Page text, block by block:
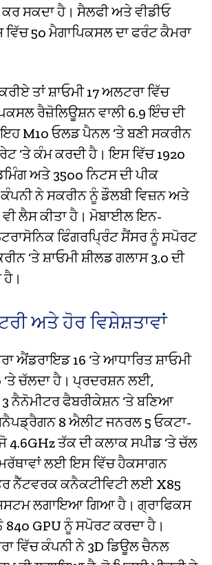
ਕਰ ਸਕਦਾ ਹੈ। ਸੈਲਫੀ ਅਤੇ ਵੀਡੀਓ
50 ਮੈਗਾਪਿਕਸਲ ਦਾ ਫਰੰਟ ਕੈਮਰਾ
ਤਾਂ ਸ਼ਾਓਮੀ 17 ਅਲਟਰਾ ਵਿੱਚ
ਰੈਜ਼ੋਲਿਊਸ਼ਨ ਵਾਲੀ 6.9 ਇੰਚ ਦੀ
M10 ਓਲਡ ਪੈਨਲ ‘ਤੇ ਬਣੀ ਸਕਰੀਨ
‘ਤੇ ਕੰਮ ਕਰਦੀ ਹੈ। ਇਸ ਵਿੱਚ 1920
ਅਤੇ 3500 ਨਿਟਸ ਦੀ ਪੀਕ
ਨੇ ਸਕਰੀਨ ਨੂੰ ਡੌਲਬੀ ਵਿਜ਼ਨ ਅਤੇ
ਵੀ ਲੈਸ ਕੀਤਾ ਹੈ। ਮੋਬਾਈਲ ਇਨ-
ਫਿੰਗਰਪ੍ਰਿੰਟ ਸੈਂਸਰ ਨੂੰ ਸਪੋਰਟ
‘ਤੇ ਸ਼ਾਓਮੀ ਸ਼ੀਲਡ ਗਲਾਸ 3.0 ਦੀ
ਹੈ।
ਅਤੇ ਹੋਰ ਵਿਸ਼ੇਸ਼ਤਾਵਾਂ
ਐਂਡਰਾਇਡ 16 ‘ਤੇ ਆਧਾਰਿਤ ਸ਼ਾਓਮੀ
‘ਤੇ ਚੱਲਦਾ ਹੈ। ਪ੍ਰਦਰਸ਼ਨ ਲਈ,
ਨੈਨੋਮੀਟਰ ਫੈਬਰੀਕੇਸ਼ਨ ‘ਤੇ ਬਣਿਆ
8 ਐਲੀਟ ਜਨਰਲ 5 ਓਕਟਾ-
4.6GHz ਤੱਕ ਦੀ ਕਲਾਕ ਸਪੀਡ ‘ਤੇ ਚੱਲ
ਲਈ ਇਸ ਵਿੱਚ ਹੈਕਸਾਗਨ
ਨੈੱਟਵਰਕ ਕਨੈਕਟੀਵਿਟੀ ਲਈ X85
ਲਗਾਇਆ ਗਿਆ ਹੈ। ਗ੍ਰਾਫਿਕਸ
GPU ਨੂੰ ਸਪੋਰਟ ਕਰਦਾ ਹੈ।
ਵਿੱਚ ਕੰਪਨੀ ਨੇ 3D ਡਿਊਲ ਚੈਨਲ